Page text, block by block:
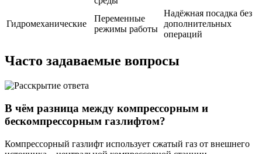
Гидромеханические
Переменные
режимы работы
Надёжная посадка без
дополнительных
операций
Часто задаваемые вопросы
В чём разница между компрессорным и
бескомпрессорным газлифтом?
Компрессорный газлифт использует сжатый газ от внешнего